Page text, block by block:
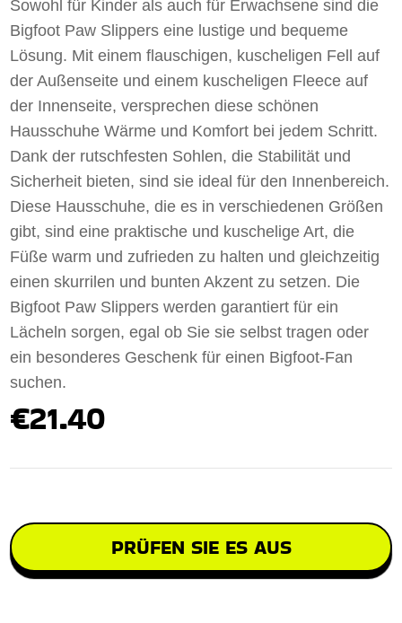
Sowohl für Kinder als auch für Erwachsene sind die
Bigfoot Paw Slippers eine lustige und bequeme
Lösung. Mit einem flauschigen, kuscheligen Fell auf
der Außenseite und einem kuscheligen Fleece auf
der Innenseite, versprechen diese schönen
Hausschuhe Wärme und Komfort bei jedem Schritt.
Dank der rutschfesten Sohlen, die Stabilität und
Sicherheit bieten, sind sie ideal für den Innenbereich.
Diese Hausschuhe, die es in verschiedenen Größen
gibt, sind eine praktische und kuschelige Art, die
Füße warm und zufrieden zu halten und gleichzeitig
einen skurrilen und bunten Akzent zu setzen. Die
Bigfoot Paw Slippers werden garantiert für ein
Lächeln sorgen, egal ob Sie sie selbst tragen oder
ein besonderes Geschenk für einen Bigfoot-Fan
suchen.
€21.40
PRÜFEN SIE ES AUS